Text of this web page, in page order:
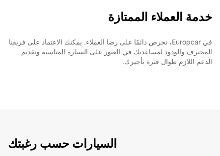
خدمة العملاء الممتازة
في Europcar، نحرص دائمًا على رضا العملاء. يمكنك الاعتماد على فريقنا
المحترف والودود لمساعدتك في العثور على السيارة المناسبة وتقديم
الدعم اللازم طوال فترة تأجيرك.
السيارات حسب رغبتك